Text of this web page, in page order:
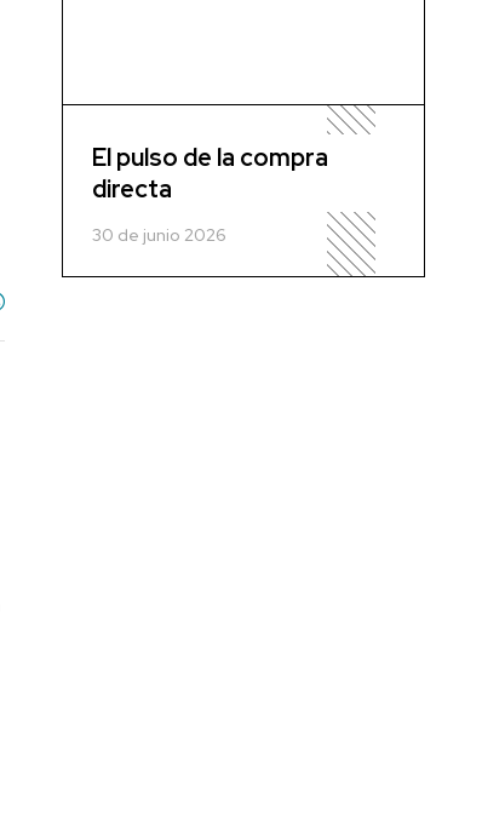
El pulso de la compra
directa
30 de junio 2026